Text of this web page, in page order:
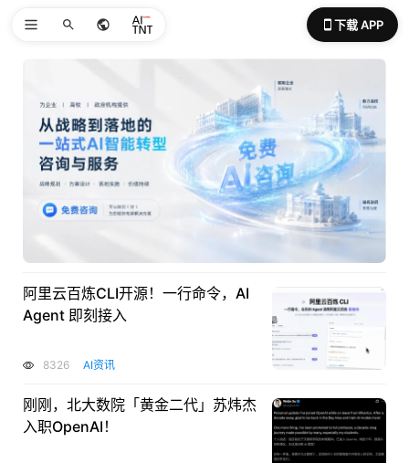
下载 APP
阿里云百炼CLI开源！一行命令，AI
Agent 即刻接入
8326 AI资讯
刚刚，北大数院「黄金二代」苏炜杰
入职OpenAI！